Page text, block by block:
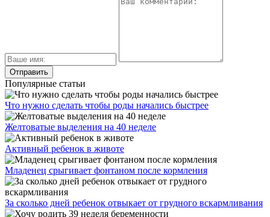
Популярные статьи
Что нужно сделать чтобы роды начались быстрее
Желтоватые выделения на 40 неделе
Активный ребенок в животе
Младенец срыгивает фонтаном после кормления
За сколько дней ребенок отвыкает от грудного вскармливания